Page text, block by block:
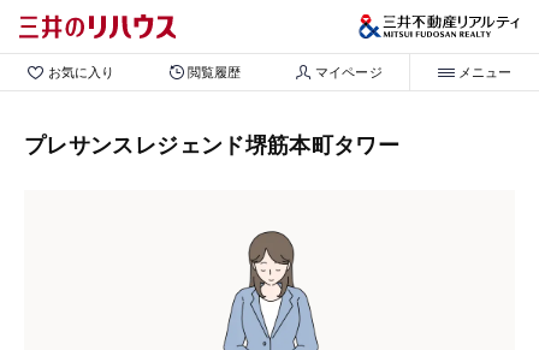
お気に入り 閲覧履歴 マイページ メニュー
プレサンスレジェンド堺筋本町タワー